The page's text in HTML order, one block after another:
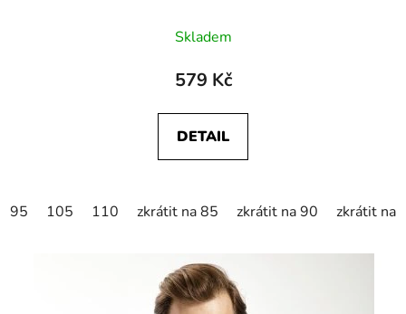
Skladem
579 Kč
DETAIL
95 105 110 zkrátit na 85 zkrátit na 90 zkrátit na